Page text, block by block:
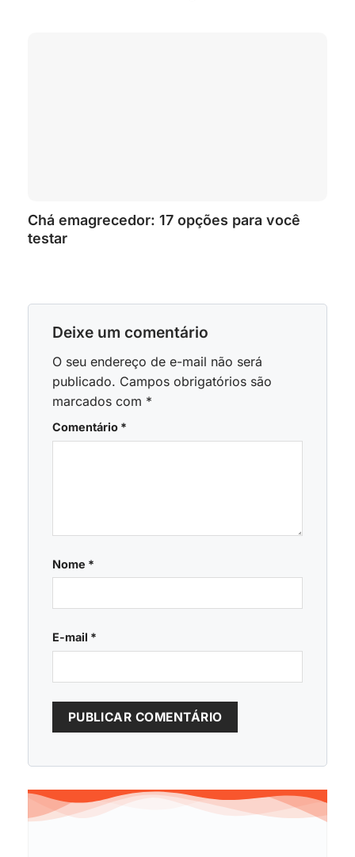
Chá emagrecedor: 17 opções para você
testar
Deixe um comentário
O seu endereço de e-mail não será
publicado. Campos obrigatórios são
marcados com *
Comentário *
Nome *
E-mail *